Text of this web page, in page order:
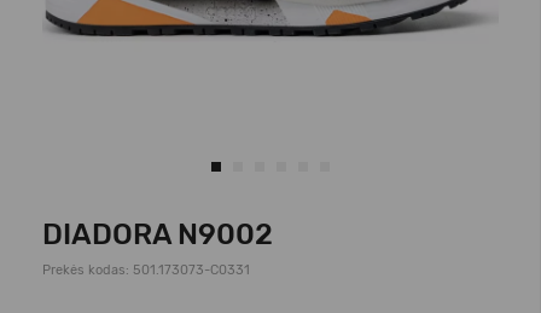
DIADORA N9002
Prekės kodas: 501.173073-C0331